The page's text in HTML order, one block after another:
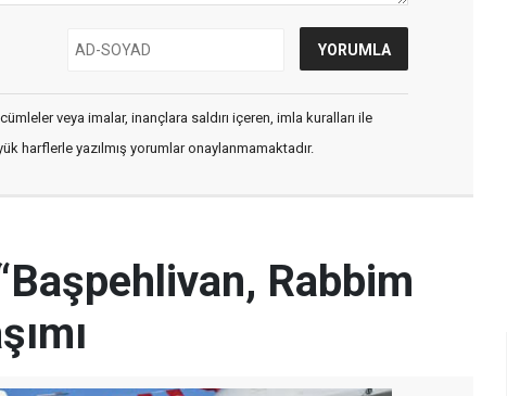
veya imalar, inançlara saldırı içeren, imla kuralları ile
harflerle yazılmış yorumlar onaylanmamaktadır.
Rabbim